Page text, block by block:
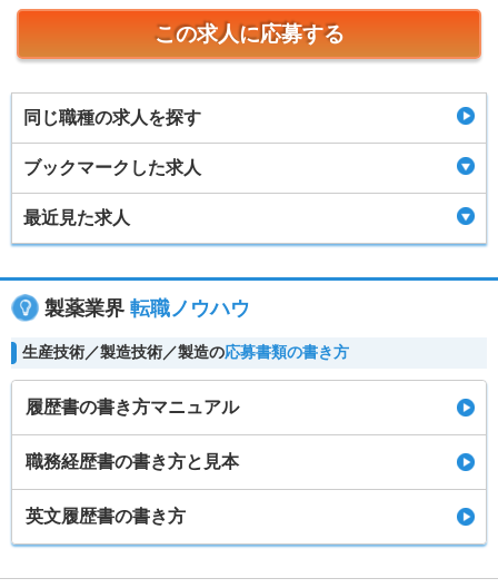
この求人に応募する
同じ職種の求人を探す
ブックマークした求人
最近見た求人
製薬業界 転職ノウハウ
生産技術／製造技術／製造の応募書類の書き方
履歴書の書き方マニュアル
職務経歴書の書き方と見本
英文履歴書の書き方